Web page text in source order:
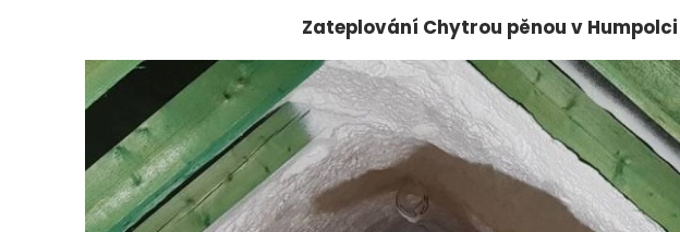
Zateplování Chytrou pěnou v Humpolci